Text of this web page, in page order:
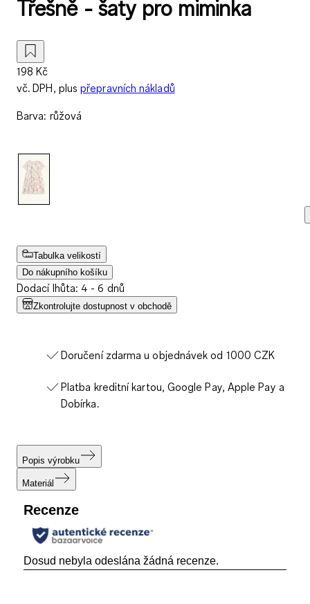
Třešně - šaty pro miminka
198 Kč
vč. DPH, plus přepravních nákladů
Barva: růžová
Tabulka velikostí
Do nákupního košíku
Dodací lhůta: 4 - 6 dnů
Zkontrolujte dostupnost v obchodě
Doručení zdarma u objednávek od 1000 CZK
Platba kreditní kartou, Google Pay, Apple Pay a
Dobírka.
Popis výrobku
Materiál
Recenze
Dosud nebyla odeslána žádná recenze.